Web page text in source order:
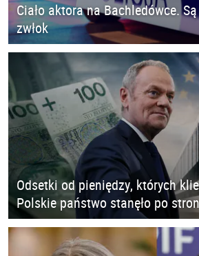
Ciało aktora na Bachledówce.
zwłok
Odsetki od pieniędzy, których
Polskie państwo stanęło po